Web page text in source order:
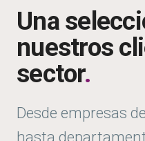
Una
nuestros
sector.
Desde empresas
hasta